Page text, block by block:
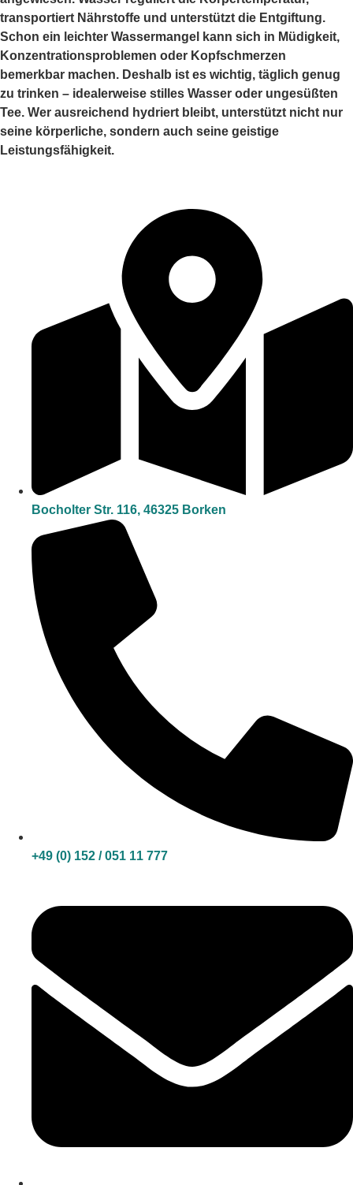
transportiert Nährstoffe und unterstützt die Entgiftung.
Schon ein leichter Wassermangel kann sich in Müdigkeit,
Konzentrationsproblemen oder Kopfschmerzen
bemerkbar machen. Deshalb ist es wichtig, täglich genug
zu trinken – idealerweise stilles Wasser oder ungesüßten
Tee. Wer ausreichend hydriert bleibt, unterstützt nicht nur
seine körperliche, sondern auch seine geistige
Leistungsfähigkeit.
Bocholter Str. 116, 46325 Borken
+49 (0) 152 / 051 11 777